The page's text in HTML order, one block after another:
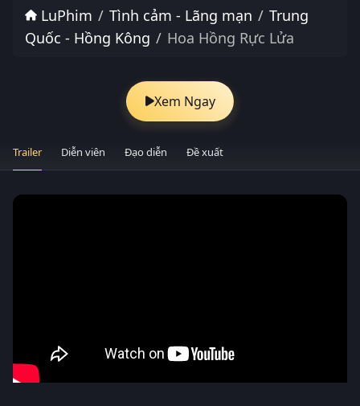
LuPhim Tình cảm - Lãng mạn
Trung
Quốc - Hồng Kông
Hoa Hồng Rực Lửa
Xem Ngay
Trailer Diễn viên Đạo diễn Đề xuất